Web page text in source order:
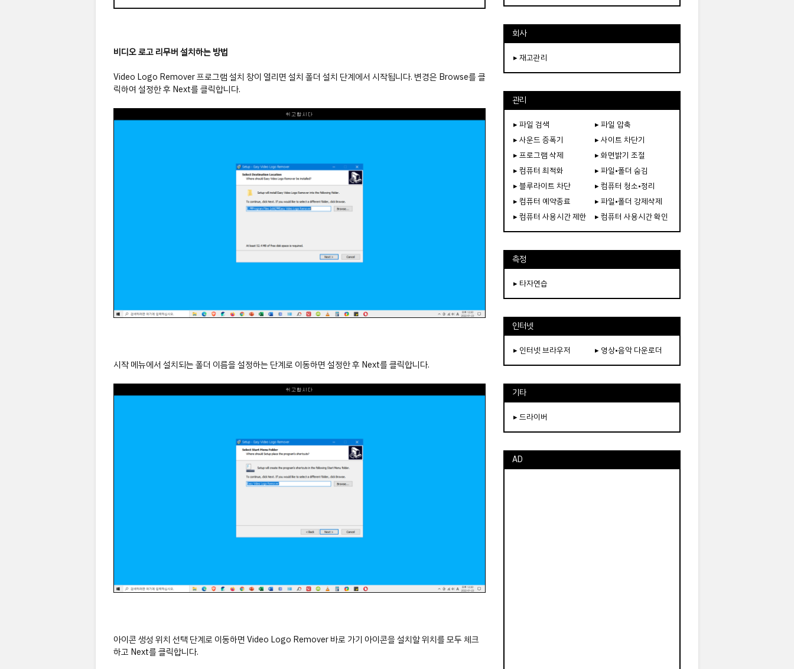
비디오 로고 리무버 설치하는 방법
Video Logo Remover 프로그램 설치 창이 열리면 설치 폴더 설치 단계에서 시작됩니다. 변경은 Browse를 클
릭하여 설정한 후 Next를 클릭합니다.
시작 메뉴에서 설치되는 폴더 이름을 설정하는 단계로 이동하면 설정한 후 Next를 클릭합니다.
아이콘 생성 위치 선택 단계로 이동하면 Video Logo Remover 바로 가기 아이콘을 설치할 위치를 모두 체크
하고 Next를 클릭합니다.
회사
▸ 재고관리
관리
▸ 파일 검색
▸ 파일 압축
▸ 사운드 증폭기
▸ 사이트 차단기
▸ 프로그램 삭제
▸ 화면밝기 조절
▸ 컴퓨터 최적화
▸ 파일•폴더 숨김
▸ 블루라이트 차단
▸ 컴퓨터 청소•정리
▸ 컴퓨터 예약종료
▸ 파일•폴더 강제삭제
▸ 컴퓨터 사용시간 제한
▸ 컴퓨터 사용시간 확인
측정
▸ 타자연습
인터넷
▸ 인터넷 브라우저 ▸ 영상•음악 다운로더
기타
▸ 드라이버
AD